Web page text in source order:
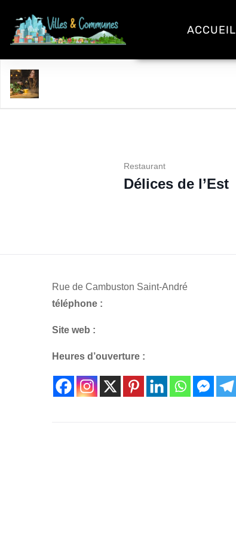
ACCUEIL
Restaurant
Délices de l’Est
Rue de Cambuston Saint-André
téléphone :
Site web :
Heures d’ouverture :